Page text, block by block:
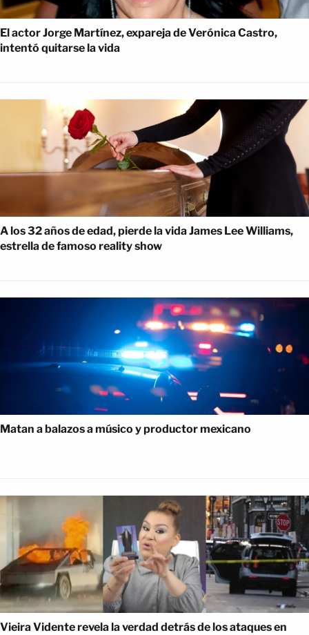
El actor Jorge Martínez, expareja de Verónica Castro,
intentó quitarse la vida
A los 32 años de edad, pierde la vida James Lee Williams,
estrella de famoso reality show
Matan a balazos a músico y productor mexicano
Vieira Vidente revela la verdad detrás de los ataques en